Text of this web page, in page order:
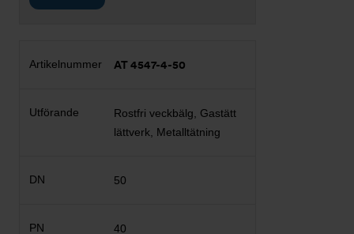
AT 4547-4-50
Rostfri veckbälg, Gastätt
lättverk, Metalltätning
50
40